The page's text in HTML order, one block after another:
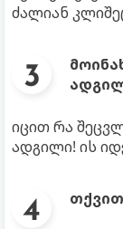
ძალიან
იცით რა
ადგილი! ის